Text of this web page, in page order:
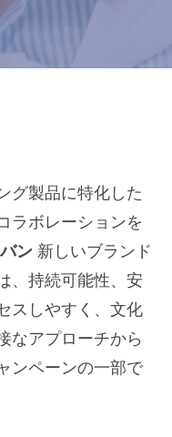
グ製品に特化した
ラボレーションを
ン 新しいブランド
、持続可能性、安
スしやすく、文化
なアプローチから
ンペーンの一部で